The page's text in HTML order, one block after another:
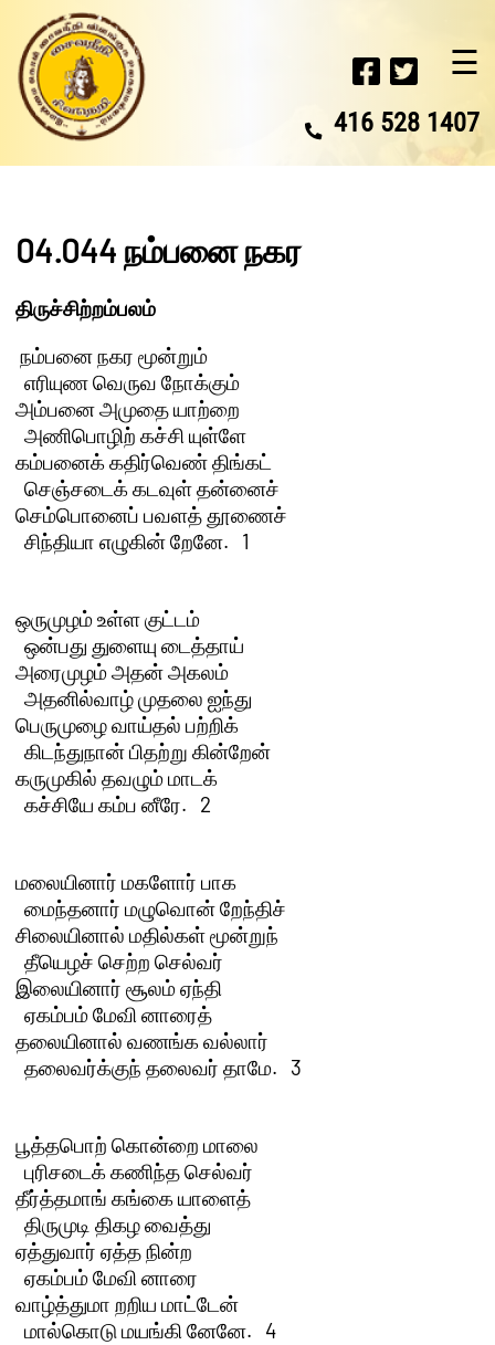
☰
416 528 1407
04.044 நம்பனை நகர
திருச்சிற்றம்பலம்
நம்பனை நகர மூன்றும்
  எரியுண வெருவ நோக்கும்
அம்பனை அமுதை யாற்றை
  அணிபொழிற் கச்சி யுள்ளே
கம்பனைக் கதிர்வெண் திங்கட்
  செஞ்சடைக் கடவுள் தன்னைச்
செம்பொனைப் பவளத் தூணைச்
  சிந்தியா எழுகின் றேனே.   1
ஒருமுழம் உள்ள குட்டம்
  ஒன்பது துளையு டைத்தாய்
அரைமுழம் அதன் அகலம்
  அதனில்வாழ் முதலை ஐந்து
பெருமுழை வாய்தல் பற்றிக்
  கிடந்துநான் பிதற்று கின்றேன்
கருமுகில் தவழும் மாடக்
  கச்சியே கம்ப னீரே.   2
மலையினார் மகளோர் பாக
  மைந்தனார் மழுவொன் றேந்திச்
சிலையினால் மதில்கள் மூன்றுந்
  தீயெழச் செற்ற செல்வர்
இலையினார் சூலம் ஏந்தி
  ஏகம்பம் மேவி னாரைத்
தலையினால் வணங்க வல்லார்
  தலைவர்க்குந் தலைவர் தாமே.   3
பூத்தபொற் கொன்றை மாலை
  புரிசடைக் கணிந்த செல்வர்
தீர்த்தமாங் கங்கை யாளைத்
  திருமுடி திகழ வைத்து
ஏத்துவார் ஏத்த நின்ற
  ஏகம்பம் மேவி னாரை
வாழ்த்துமா றறிய மாட்டேன்
  மால்கொடு மயங்கி னேனே.   4